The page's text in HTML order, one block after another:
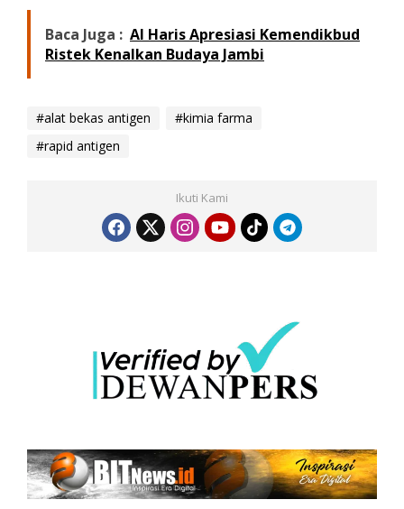
Baca Juga : Al Haris Apresiasi Kemendikbud
Ristek Kenalkan Budaya Jambi
#alat bekas antigen
#kimia farma
#rapid antigen
Ikuti Kami